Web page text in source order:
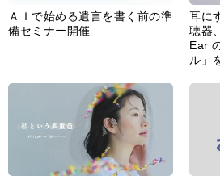
ＡＩで始める遺言を書く前の準
備セミナー開催
耳に
聴器
Ear
ル」